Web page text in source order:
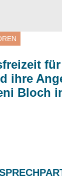
ihre
Bloch